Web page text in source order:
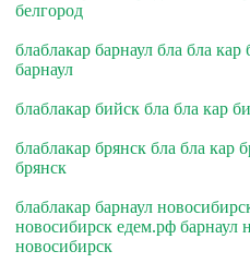
белгород
блаблакар барнаул бла бла
барнаул
блаблакар бийск бла бла кар
блаблакар брянск бла бла кар
брянск
блаблакар барнаул
новосибирск едем.рф барнаул
новосибирск